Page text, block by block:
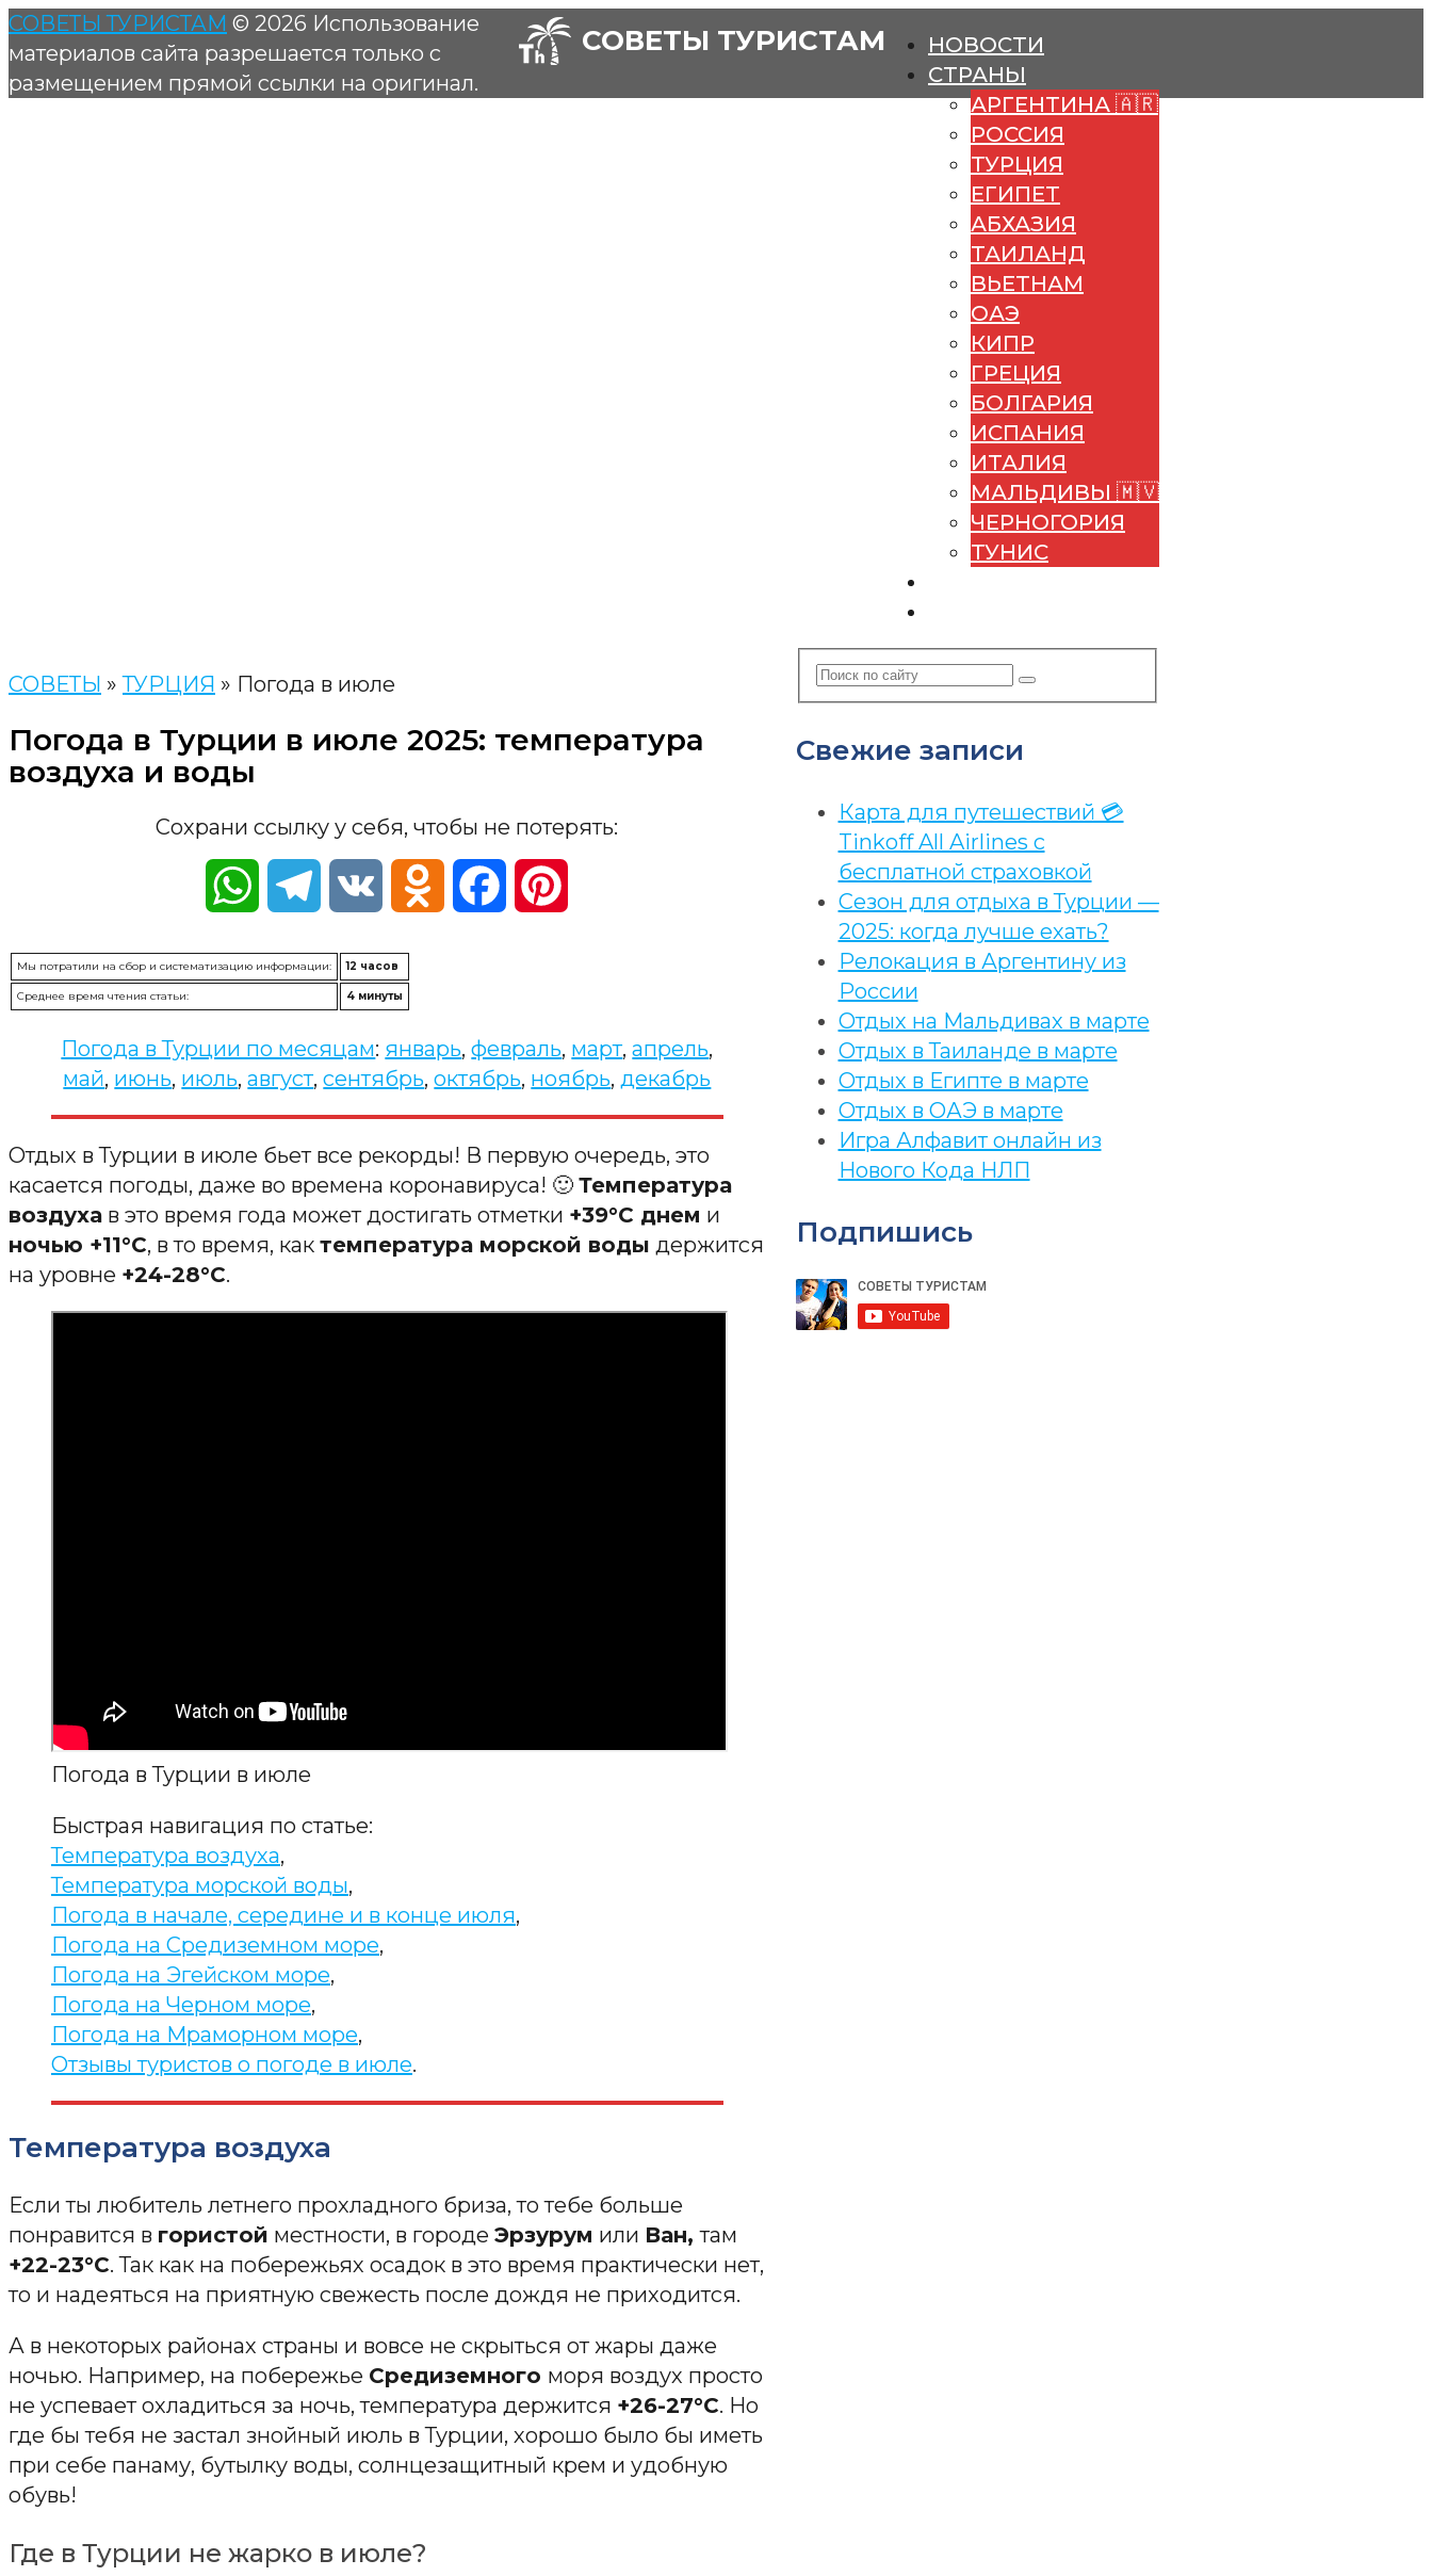
НОВОСТИ
СТРАНЫ
АРГЕНТИНА 🇦🇷
РОССИЯ
ТУРЦИЯ
ЕГИПЕТ
АБХАЗИЯ
ТАИЛАНД
ВЬЕТНАМ
ОАЭ
КИПР
ГРЕЦИЯ
БОЛГАРИЯ
ИСПАНИЯ
ИТАЛИЯ
МАЛЬДИВЫ 🇲🇻
ЧЕРНОГОРИЯ
ТУНИС
СОВЕТЫ ТУРИСТАМ
СОВЕТЫ »ТУРЦИЯ » Погода в июле
Погода в Турции в июле 2025: температура
воздуха и воды
Сохрани ссылку у себя, чтобы не потерять:
WhatsAppTelegramVK Odnoklassniki
Facebook
Мы потратили на сбор и систематизацию информации: 12 часов
Среднее время чтения статьи: 4 минуты
Погода в Турции по месяцам: январь,февраль, март,апрель,
май, июнь, июль,август,сентябрь,октябрь, ноябрь,декабрь
Отдых в Турции в июле бьет все рекорды! В первую очередь, это
касается погоды, даже во времена коронавируса! 🙂 Температура
воздуха в это время года может достигать отметки +39°C днем и
ночью +11°C, в то время, как температура морской воды держится
на уровне +24-28°C.
Погода в Турции в июле
Быстрая навигация по статье:
Температура воздуха,
Температура морской воды,
Погода в начале, середине и в конце июля,
Погода на Средиземном море,
Погода на Эгейском море,
Погода на Черном море,
Погода на Мраморном море,
Отзывы туристов о погоде в июле.
Температура воздуха
Если ты любитель летнего прохладного бриза, то тебе больше
понравится в гористой местности, в городе Эрзурум или Ван,там
+22-23°С. Так как на побережьях осадок в это время практически нет,
то и надеяться на приятную свежесть после дождя не приходится.
А в некоторых районах страны и вовсе не скрыться от жары даже
ночью. Например, на побережье Средиземного моря воздух просто
не успевает охладиться за ночь, температура держится +26-27°С. Но
где бы тебя не застал знойный июль в Турции, хорошо было бы иметь
при себе панаму, бутылку воды, солнцезащитный крем и удобную
обувь!
Где в Турции не жарко в июле?
Свежие записи
Карта для путешествий 💳
Tinkoff All Airlines с
бесплатной страховкой
Сезон для отдыха в Турции —
2025: когда лучше ехать?
Релокация в Аргентину из
России
Отдых на Мальдивах в марте
Отдых в Таиланде в марте
Отдых в Египте в марте
Отдых в ОАЭ в марте
Игра Алфавит онлайн из
Нового Кода НЛП
Подпишись
СОВЕТЫ ТУРИСТАМ © 2026 Использование
материалов сайта разрешается только с
размещением прямой ссылки на оригинал.